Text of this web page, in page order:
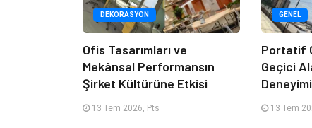
DEKORASYON
Ofis Tasarımları ve
Mekânsal Performansın
Şirket Kültürüne Etkisi
13 Tem 2026, Pts
GENEL
Portatif
Geçici
13 Tem